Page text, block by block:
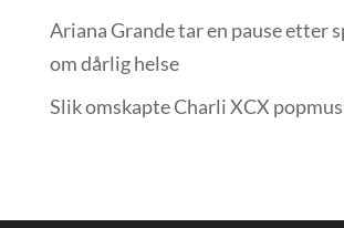
Ariana Grande tar en pause etter
om dårlig helse
Slik omskapte Charli XCX